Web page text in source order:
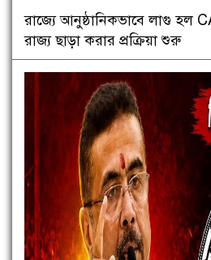
রাজ্যে আনুষ্ঠানিকভাবে লাগু হল
রাজ্য ছাড়া করার প্রক্রিয়া শুরু